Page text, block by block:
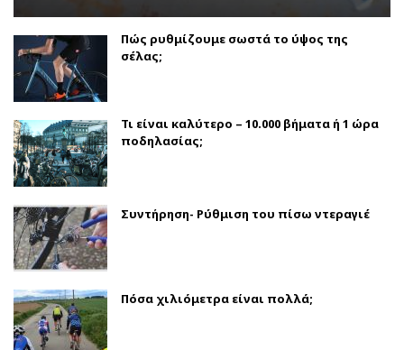
Πώς ρυθμίζουμε σωστά το ύψος της
σέλας;
Τι είναι καλύτερο – 10.000 βήματα ή 1 ώρα
ποδηλασίας;
Συντήρηση- Ρύθμιση του πίσω ντεραγιέ
Πόσα χιλιόμετρα είναι πολλά;